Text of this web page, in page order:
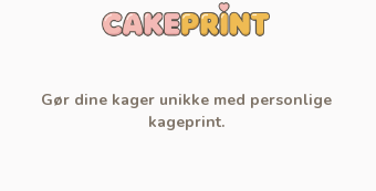
Gør dine kager unikke med personlige
kageprint.